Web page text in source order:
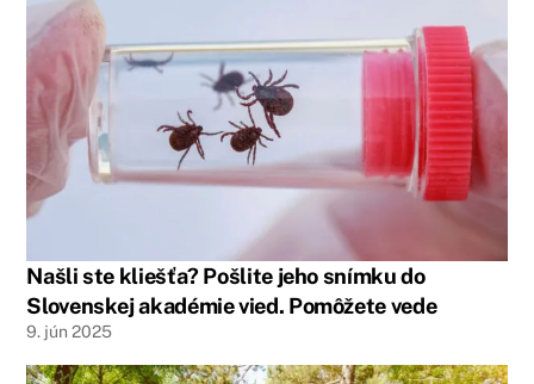
Našli ste kliešťa? Pošlite jeho snímku do
Slovenskej akadémie vied. Pomôžete vede
9. jún 2025